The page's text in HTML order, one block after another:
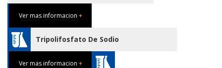
Ver mas informacion +
Tripolifosfato De Sodio
Ver mas informacion +